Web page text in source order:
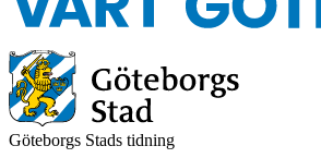
Göteborgs Stads tidning